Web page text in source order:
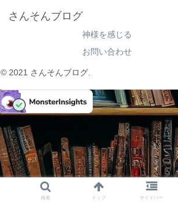
さんそんブログ
神様を感じる
お問い合わせ
© 2021 さんそんブログ.
検索 トップ サイドバー